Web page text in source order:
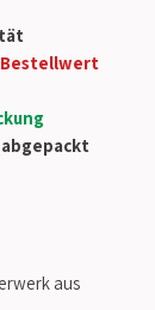
Bestellwert
aus